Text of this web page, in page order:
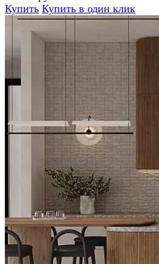
Купить Купить в один клик